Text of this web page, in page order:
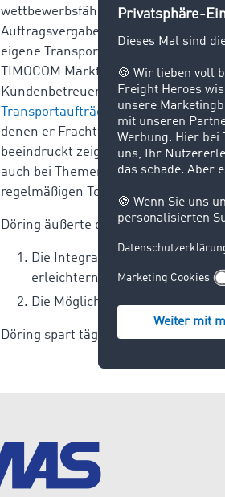
wettbewerbsfähiger gemacht hat,
Auftragsvergabe und -abwicklung
eigene Transportgeschäft: Über
TIMOCOM Marktplatz – ein
Kundenbetreuern erweiterten
Transportaufträge
. Dabei
denen er Frachtführer mit
beeindruckt zeigte er sich von der
auch bei Themen wie
regelmäßigen Tourenvergabe.
Döring äußerte des Weiteren
Die Integration der UST-ID
erleichtern.
Die Möglichkeit,
Döring spart täglich 30 Minuten